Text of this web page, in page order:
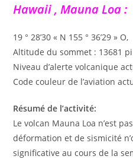
Hawaii , Mauna Loa :
19 ° 28’30 « N 155 ° 36’29 » O,
Altitude du sommet : 13681
Niveau d’alerte volcanique
Code couleur de l’aviation
Résumé de l’activité:
Le volcan Mauna Loa n’est
déformation et de sismicité
significative au cours de la